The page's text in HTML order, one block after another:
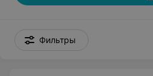
Фильтры